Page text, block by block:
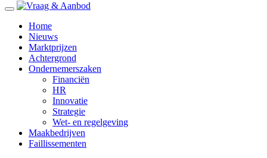
Home
Nieuws
Marktprijzen
Achtergrond
Ondernemerszaken
Financiën
HR
Innovatie
Strategie
Wet- en regelgeving
Maakbedrijven
Faillissementen